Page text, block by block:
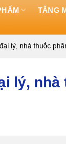
TĂNG
lý, nhà thuốc
lý, nhà